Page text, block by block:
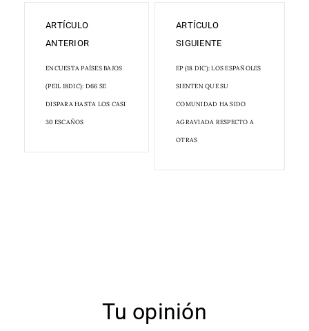
ARTÍCULO
ANTERIOR
ENCUESTA PAÍSES BAJOS
(PEIL 18DIC): D66 SE
DISPARA HASTA LOS CASI
30 ESCAÑOS
ARTÍCULO
SIGUIENTE
EP (18 DIC): LOS ESPAÑOLES
SIENTEN QUE SU
COMUNIDAD HA SIDO
AGRAVIADA RESPECTO A
OTRAS
Tu opinión